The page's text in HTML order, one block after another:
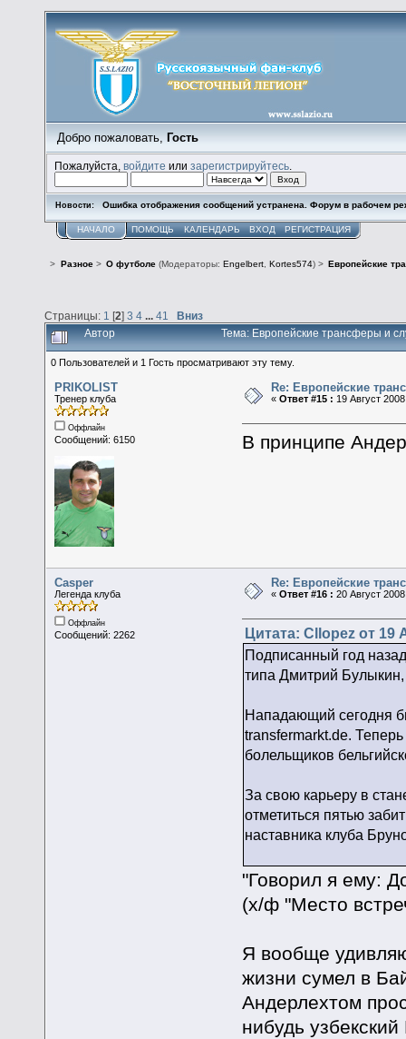
Добро пожаловать, Гость
Пожалуйста,войдите илизарегистрируйтесь
Новости: Ошибка отображения сообщений устранена. Форум в рабочем
НАЧАЛО ПОМОЩЬ КАЛЕНДАРЬ ВХОД РЕГИСТРАЦИЯ
> Разное> О футболе(Модераторы: Engelbert, Kortes574) > Европейские
Страницы: 1 [2] 3 4 41 Вниз
Автор Тема: Европейские трансферы и
0 Пользователей и 1 Гость просматривают эту тему.
PRIKOLIST
Тренер клуба
Оффлайн
Сообщений: 6150
Re: Европейские
«Ответ #15 : 19 Август
В принципе
Casper
Легенда клуба
Оффлайн
Сообщений: 2262
Re: Европейские
«Ответ #16 : 20 Август
Цитата: Cllopez от 19
Подписанный год
типа Дмитрий
Нападающий сегодня
transfermarkt.de.
болельщиков
За свою карьеру в
отметиться пятью
наставника клуба
"Говорил я ему:
(х/ф "Место
Я вообще
жизни сумел в
Андерлехтом
нибудь узбекский